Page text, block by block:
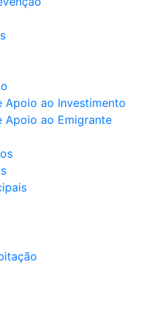
Apoio ao Investimento
Apoio ao Emigrante